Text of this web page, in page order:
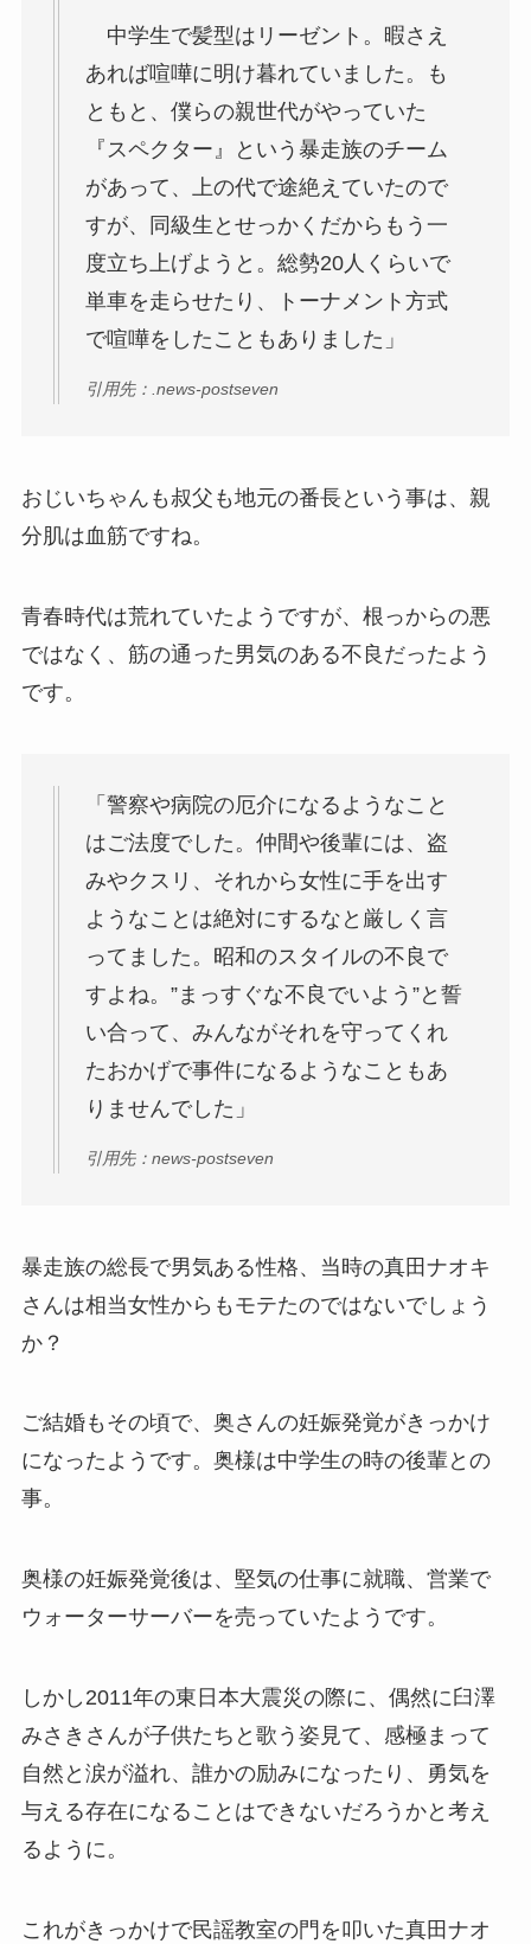
中学生で髪型はリーゼント。暇さえ
あれば喧嘩に明け暮れていました。も
ともと、僕らの親世代がやっていた
『スペクター』という暴走族のチーム
があって、上の代で途絶えていたので
すが、同級生とせっかくだからもう一
度立ち上げようと。総勢20人くらいで
単車を走らせたり、トーナメント方式
で喧嘩をしたこともありました」
引用先：.news-postseven
おじいちゃんも叔父も地元の番長という事は、親
分肌は血筋ですね。
青春時代は荒れていたようですが、根っからの悪
ではなく、筋の通った男気のある不良だったよう
です。
「警察や病院の厄介になるようなこと
はご法度でした。仲間や後輩には、盗
みやクスリ、それから女性に手を出す
ようなことは絶対にするなと厳しく言
ってました。昭和のスタイルの不良で
すよね。”まっすぐな不良でいよう”と誓
い合って、みんながそれを守ってくれ
たおかげで事件になるようなこともあ
りませんでした」
引用先：news-postseven
暴走族の総長で男気ある性格、当時の真田ナオキ
さんは相当女性からもモテたのではないでしょう
か？
ご結婚もその頃で、奥さんの妊娠発覚がきっかけ
になったようです。奥様は中学生の時の後輩との
事。
奥様の妊娠発覚後は、堅気の仕事に就職、営業で
ウォーターサーバーを売っていたようです。
しかし2011年の東日本大震災の際に、偶然に臼澤
みさきさんが子供たちと歌う姿見て、感極まって
自然と涙が溢れ、誰かの励みになったり、勇気を
与える存在になることはできないだろうかと考え
るように。
これがきっかけで民謡教室の門を叩いた真田ナオ